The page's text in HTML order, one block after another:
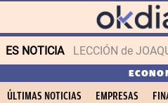
ES NOTICIA LECCIÓN de
ÚLTIMAS NOTICIAS EMPRESAS